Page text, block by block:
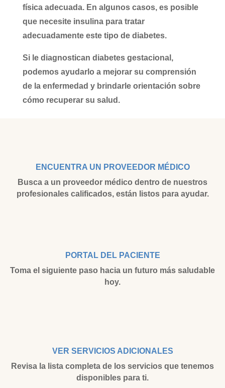
física adecuada. En algunos casos, es posible
que necesite insulina para tratar
adecuadamente este tipo de diabetes.
Si le diagnostican diabetes gestacional,
podemos ayudarlo a mejorar su comprensión
de la enfermedad y brindarle orientación sobre
cómo recuperar su salud.
ENCUENTRA UN PROVEEDOR MÉDICO
Busca a un proveedor médico dentro de nuestros
profesionales calificados, están listos para ayudar.
PORTAL DEL PACIENTE
Toma el siguiente paso hacia un futuro más saludable
hoy.
VER SERVICIOS ADICIONALES
Revisa la lista completa de los servicios que tenemos
disponibles para ti.